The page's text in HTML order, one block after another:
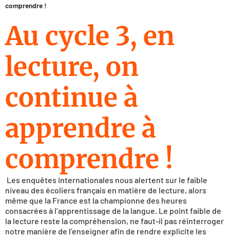
comprendre !
Au cycle 3, en
lecture, on
continue à
apprendre à
comprendre !
Les enquêtes internationales nous alertent sur le faible
niveau des écoliers français en matière de lecture, alors
même que la France est la championne des heures
consacrées à l’apprentissage de la langue. Le point faible de
la lecture reste la compréhension, ne faut-il pas réinterroger
notre manière de l’enseigner afin de rendre explicite les